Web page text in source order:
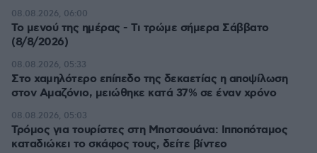
Το μενού της ημέρας - Τι τρώμε σήμερα Σάββατο
(8/8/2026)
08.08.2026, 06:00
Στο χαμηλότερο επίπεδο της δεκαετίας η αποψίλωση
στον Αμαζόνιο, μειώθηκε κατά 37% σε έναν χρόνο
08.08.2026, 05:33
Τρόμος για τουρίστες στη Μποτσουάνα: Ιπποπόταμος
καταδιώκει το σκάφος τους, δείτε βίντεο
08.08.2026, 05:03